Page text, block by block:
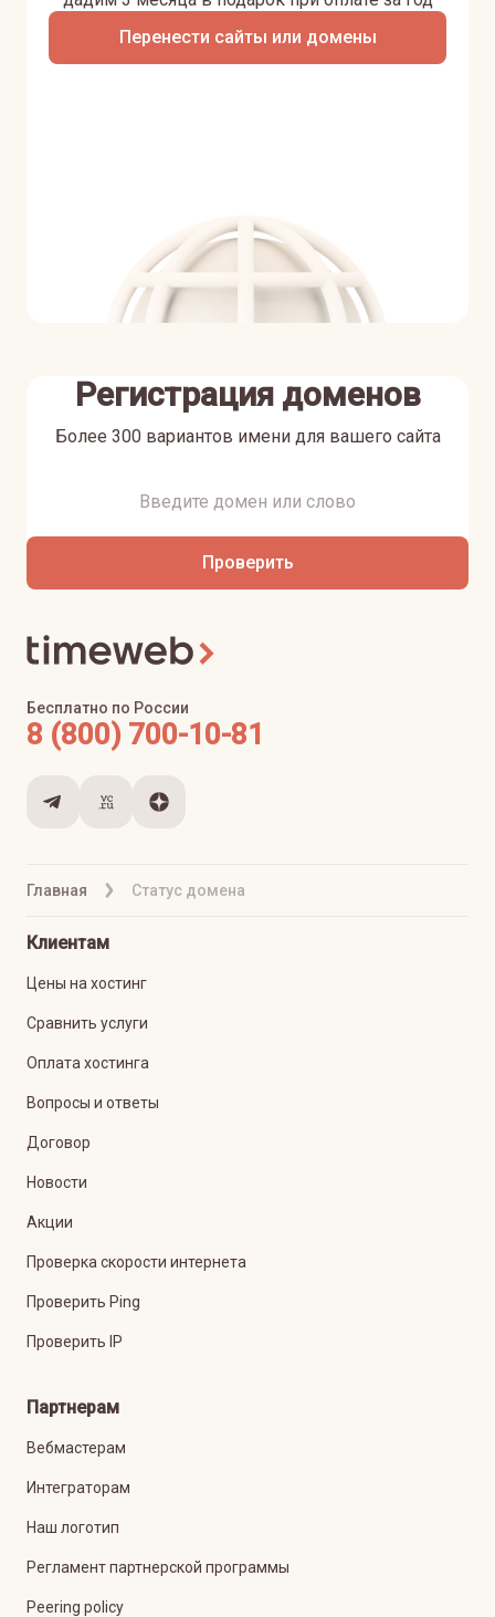
Перенести сайты или домены
Регистрация доменов
Более 300 вариантов имени для вашего сайта
Проверить
Главная Статус домена
Бесплатно по России
8 (800) 700-10-81
Клиентам
Цены на хостинг
Сравнить услуги
Оплата хостинга
Вопросы и ответы
Договор
Новости
Акции
Проверка скорости интернета
Проверить Ping
Проверить IP
Партнерам
Вебмастерам
Интеграторам
Наш логотип
Регламент партнерской программы
Peering policy